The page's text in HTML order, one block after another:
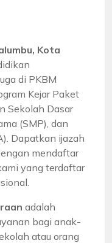
Kota
di PKBM
Kejar Paket
Sekolah Dasar
(SMP), dan
Dapatkan ijazah
mendaftar
yang terdaftar
adalah
bagi anak-
atau orang